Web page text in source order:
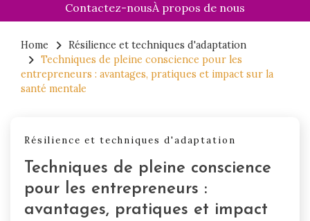
Contactez-nousÀ propos de nous
content
Home
Résilience et techniques d'adaptation
Techniques de pleine conscience pour les
entrepreneurs : avantages, pratiques et impact sur la
santé mentale
Résilience et techniques d'adaptation
Techniques de pleine conscience
pour les entrepreneurs :
avantages, pratiques et impact